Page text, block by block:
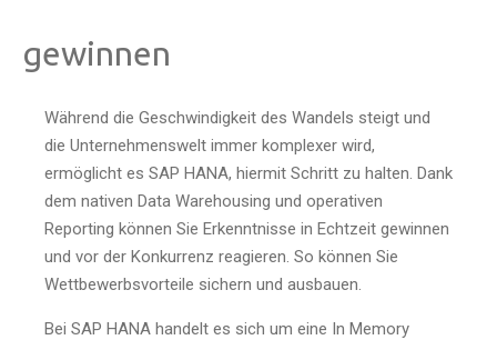
gewinnen
Während die Geschwindigkeit des Wandels steigt und
die Unternehmenswelt immer komplexer wird,
ermöglicht es SAP HANA, hiermit Schritt zu halten. Dank
dem nativen Data Warehousing und operativen
Reporting können Sie Erkenntnisse in Echtzeit gewinnen
und vor der Konkurrenz reagieren. So können Sie
Wettbewerbsvorteile sichern und ausbauen.
Bei SAP HANA handelt es sich um eine In Memory